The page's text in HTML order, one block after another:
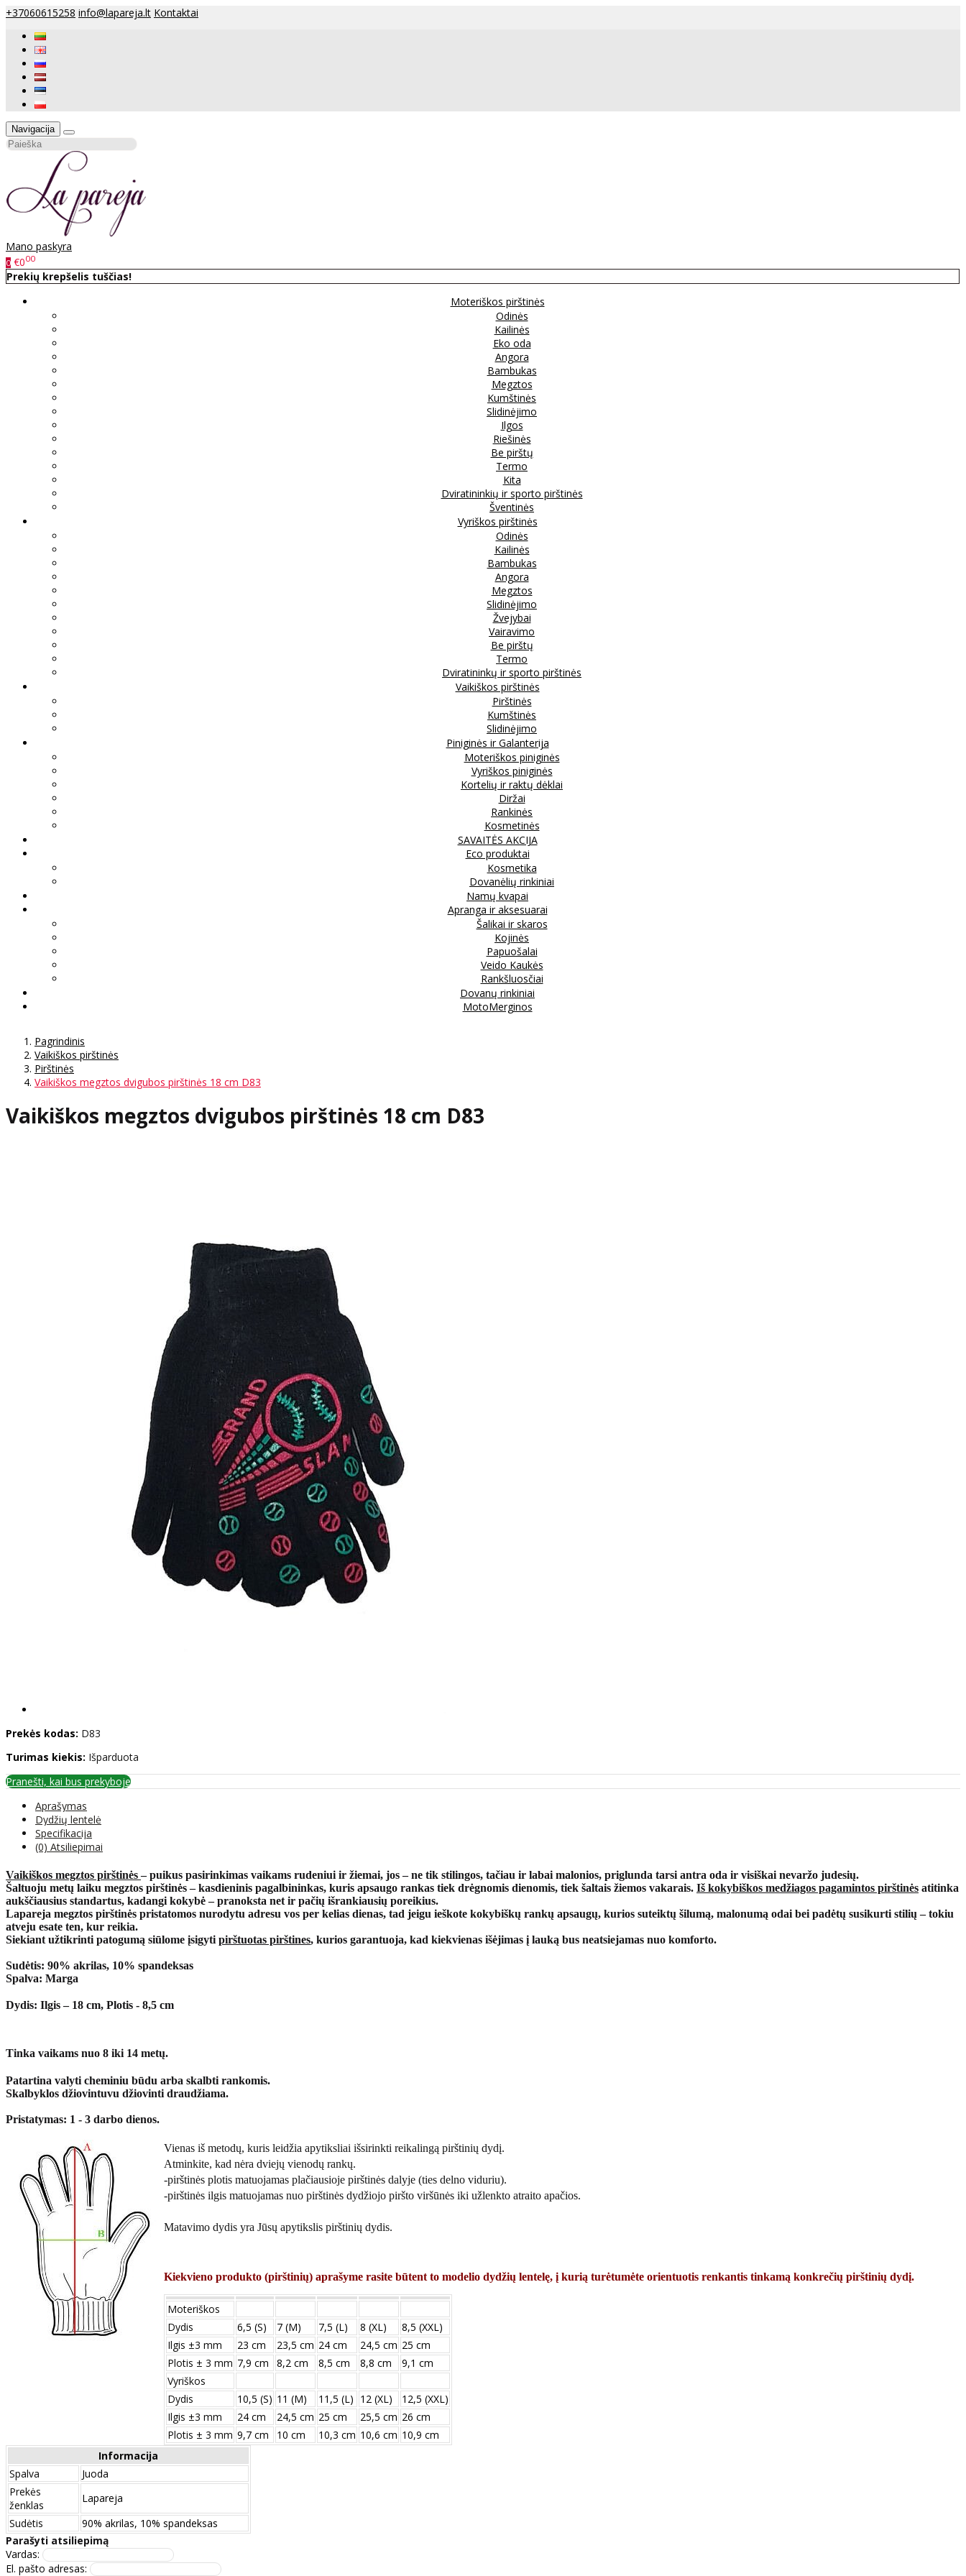
+37060615258 info@lapareja.lt Kontaktai
Navigacija
Mano paskyra
0 €000
Prekių krepšelis tuščias!
Moteriškos pirštinės
Odinės
Kailinės
Eko oda
Angora
Bambukas
Megztos
Kumštinės
Slidinėjimo
Ilgos
Riešinės
Be pirštų
Termo
Kita
Dviratininkių ir sporto pirštinės
Šventinės
Vyriškos pirštinės
Odinės
Kailinės
Bambukas
Angora
Megztos
Slidinėjimo
Žvejybai
Vairavimo
Be pirštų
Termo
Dviratininkų ir sporto pirštinės
Vaikiškos pirštinės
Pirštinės
Kumštinės
Slidinėjimo
Piniginės ir Galanterija
Moteriškos piniginės
Vyriškos piniginės
Kortelių ir raktų dėklai
Diržai
Rankinės
Kosmetinės
SAVAITĖS AKCIJA
Eco produktai
Kosmetika
Dovanėlių rinkiniai
Namų kvapai
Apranga ir aksesuarai
Šalikai ir skaros
Kojinės
Papuošalai
Veido Kaukės
Rankšluosčiai
Dovanų rinkiniai
MotoMerginos
Pagrindinis
Vaikiškos pirštinės
Pirštinės
Vaikiškos megztos dvigubos pirštinės 18 cm D83
Vaikiškos megztos dvigubos pirštinės 18 cm D83
Prekės kodas: D83
Turimas kiekis: Išparduota
Pranešti, kai bus prekyboje
Aprašymas
Dydžių lentelė
Specifikacija
(0) Atsiliepimai
Vaikiškos megztos pirštinės – puikus pasirinkimas vaikams rudeniui ir žiemai, jos – ne tik stilingos, tačiau ir labai malonios, priglunda tarsi antra oda ir visiškai nevaržo judesių.
Šaltuoju metų laiku megztos pirštinės– kasdieninis pagalbininkas, kuris apsaugo rankas tiek drėgnomis dienomis, tiek šaltais žiemos vakarais. Iš kokybiškos medžiagos pagamintos pirštinės atitinka
aukščiausius standartus, kadangi kokybė – pranoksta net ir pačių išrankiausių poreikius.
Lapareja megztos pirštinės pristatomos nurodytu adresu vos per kelias dienas, tad jeigu ieškote kokybiškų rankų apsaugų, kurios suteiktų šilumą, malonumą odai bei padėtų susikurti stilių – tokiu
atveju esate ten, kur reikia.
Siekiant užtikrinti patogumą siūlome įsigyti pirštuotas pirštines, kurios garantuoja, kad kiekvienas išėjimas į lauką bus neatsiejamas nuo komforto.
Sudėtis: 90% akrilas, 10% spandeksas
Spalva: Marga
Dydis: Ilgis – 18 cm, Plotis - 8,5 cm
Tinka vaikams nuo 8 iki 14 metų.
Patartina valyti cheminiu būdu arba skalbti rankomis.
Skalbyklos džiovintuvu džiovinti draudžiama.
Pristatymas: 1 - 3 darbo dienos.
Vienas iš metodų, kuris leidžia apytiksliai išsirinkti reikalingą pirštinių dydį.
Atminkite, kad nėra dviejų vienodų rankų.
-pirštinės plotis matuojamas plačiausioje pirštinės dalyje (ties delno viduriu).
-pirštinės ilgis matuojamas nuo pirštinės dydžiojo piršto viršūnės iki užlenkto atraito apačios.
Matavimo dydis yra Jūsų apytikslis pirštinių dydis.
Kiekvieno produkto (pirštinių) aprašyme rasite būtent to modelio dydžių lentelę, į kurią turėtumėte orientuotis renkantis tinkamą konkrečių pirštinių dydį.
Moteriškos
Dydis
6,5 (S) 7 (M) 7,5 (L) 8 (XL)
8,5 (XXL)
Ilgis ±3 mm
23 cm 23,5 cm 24 cm 24,5 cm 25 cm
Plotis ± 3 mm 7,9 cm 8,2 cm 8,5 cm 8,8 cm
9,1 cm
Vyriškos
Dydis
10,5 (S) 11 (M) 11,5 (L) 12 (XL)
12,5 (XXL)
Ilgis ±3 mm
24 сm 24,5 сm 25 сm 25,5 сm 26 сm
Plotis ± 3 mm 9,7 сm 10 сm 10,3 сm 10,6 сm 10,9 сm
Informacija
Spalva
Juoda
Prekės
ženklas
Lapareja
Sudėtis
90% akrilas, 10% spandeksas
Parašyti atsiliepimą
Vardas:
El. pašto adresas: